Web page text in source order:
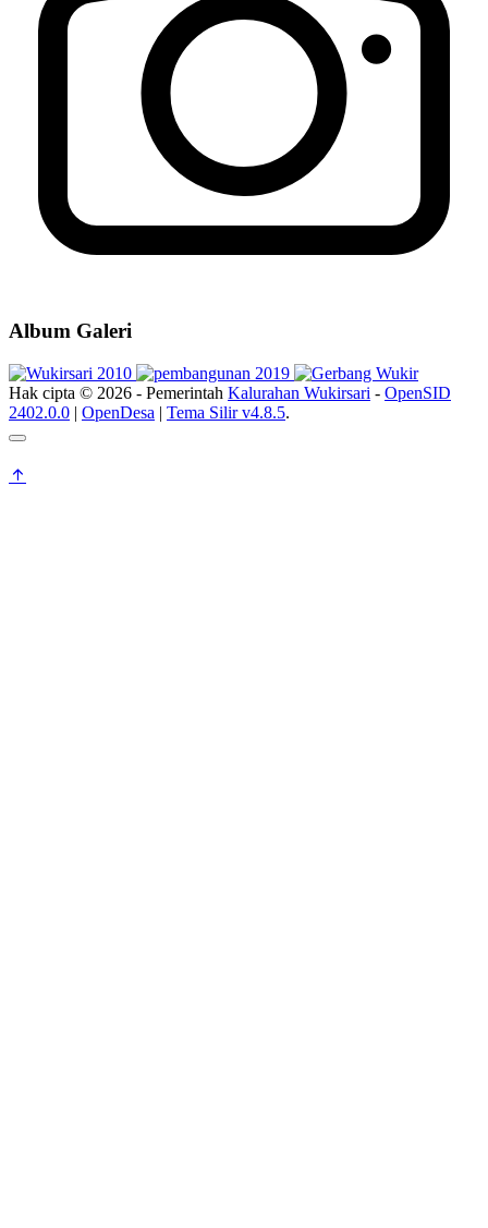
Album Galeri
Hak cipta © 2026 - Pemerintah Kalurahan Wukirsari - OpenSID
2402.0.0 | OpenDesa | Tema Silir v4.8.5.